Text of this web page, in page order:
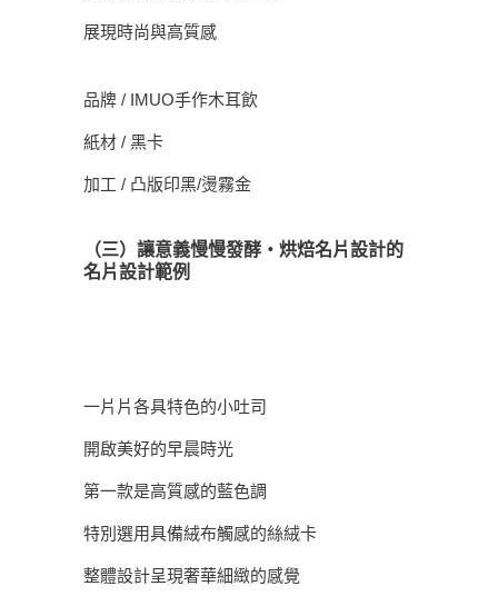
展現時尚與高質感
品牌 / IMUO手作木耳飲
紙材 / 黑卡
加工 / 凸版印黑/燙霧金
（三）讓意義慢慢發酵・烘焙名片設計的
名片設計範例
一片片各具特色的小吐司
開啟美好的早晨時光
第一款是高質感的藍色調
特別選用具備絨布觸感的絲絨卡
整體設計呈現奢華細緻的感覺